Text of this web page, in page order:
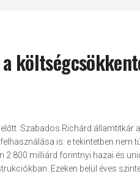
Szabados Richárd államtitkár
is: e tekintetben nem
2 800 milliárd forintnyi hazai és
Ezeken belül éves